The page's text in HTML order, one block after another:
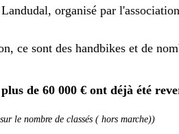
organisé par
ce sont des handbikes et de
plus de 60 000 € ont déjà été
le nombre de classés ( hors marche))